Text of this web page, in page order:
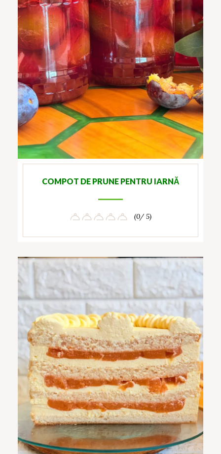
COMPOT DE PRUNE PENTRU IARNĂ
(0/ 5)